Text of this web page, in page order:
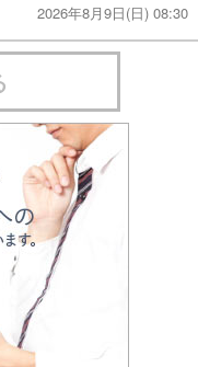
2026年8月9日(日) 08:30